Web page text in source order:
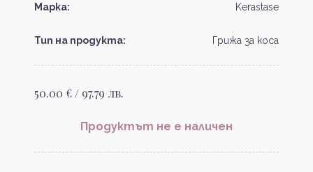
Марка: Kerastase
Тип на продукта: Грижа за коса
50.00 € / 97.79 лв.
Продуктът не е наличен